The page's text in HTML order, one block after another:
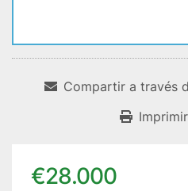
Compartir a través
€28.000